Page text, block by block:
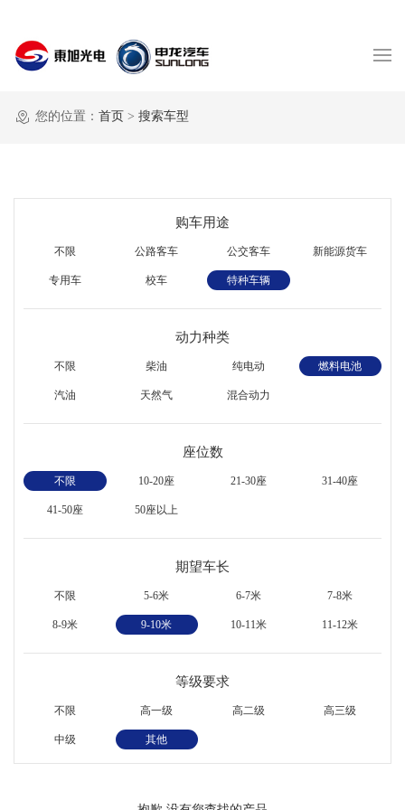
您的位置： 首页 > 搜索车型
购车用途
不限 公路客车 公交客车 新能源货车
专用车 校车 特种车辆
动力种类
不限 柴油 纯电动 燃料电池
汽油 天然气 混合动力
座位数
不限 10-20座 21-30座 31-40座
41-50座 50座以上
期望车长
不限 5-6米 6-7米 7-8米
8-9米 9-10米 10-11米 11-12米
等级要求
不限 高一级 高二级 高三级
中级 其他